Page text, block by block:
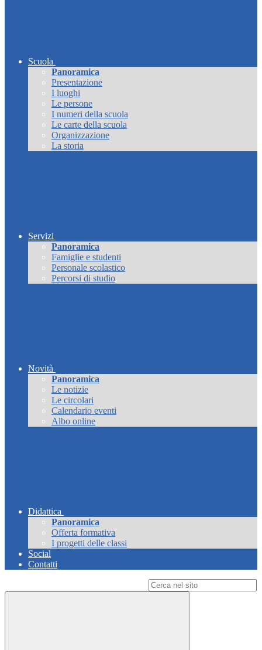
Scuola
Panoramica
Presentazione
I luoghi
Le persone
I numeri della scuola
Le carte della scuola
Organizzazione
La storia
Servizi
Panoramica
Famiglie e studenti
Personale scolastico
Percorsi di studio
Novità
Panoramica
Le notizie
Le circolari
Calendario eventi
Albo online
Didattica
Panoramica
Offerta formativa
I progetti delle classi
Social
Contatti